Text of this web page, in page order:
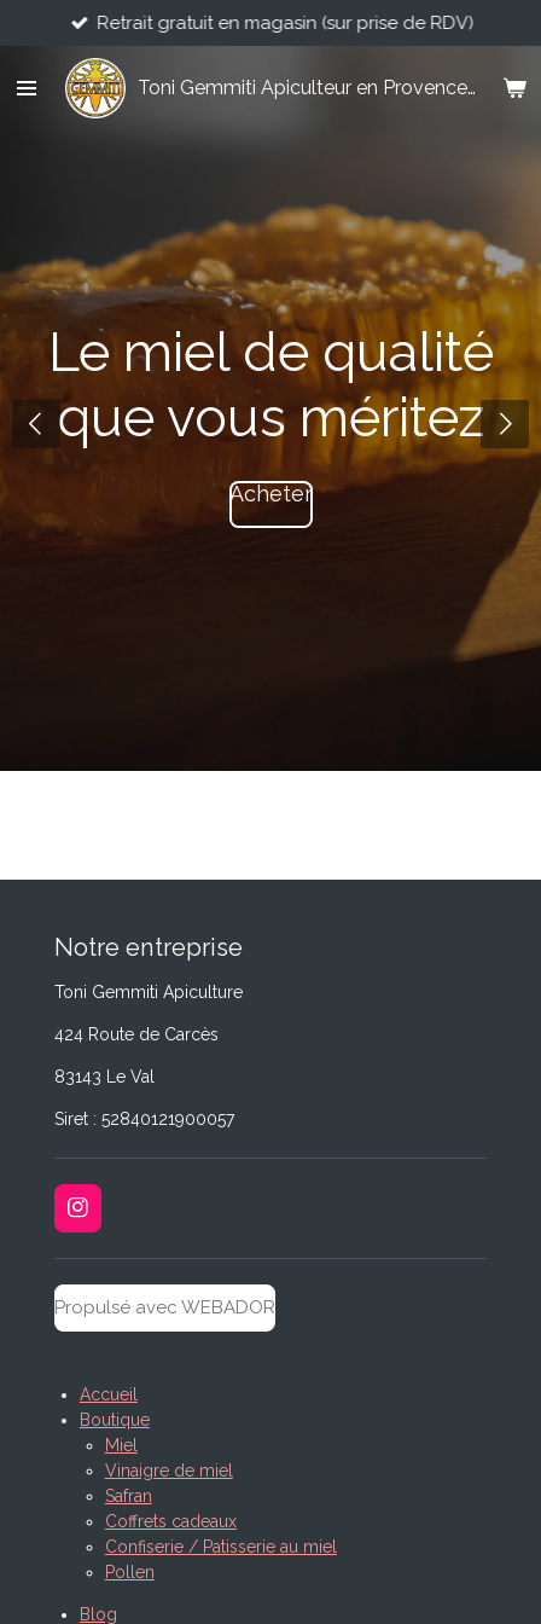
au
contenu
principal
Toni Gemmiti Apiculteur en Provence Verte
Retrait gratuit en magasin (sur prise de RDV)
Le miel de qualité
que vous méritez
Acheter
Notre entreprise
Toni Gemmiti Apiculture
424 Route de Carcès
83143 Le Val
Siret : 52840121900057
I
n
s
t
a
m
Propulsé avec WEBADOR
Accueil
Boutique
Miel
Vinaigre de miel
Safran
Coffrets cadeaux
Confiserie / Patisserie au miel
Pollen
Blog